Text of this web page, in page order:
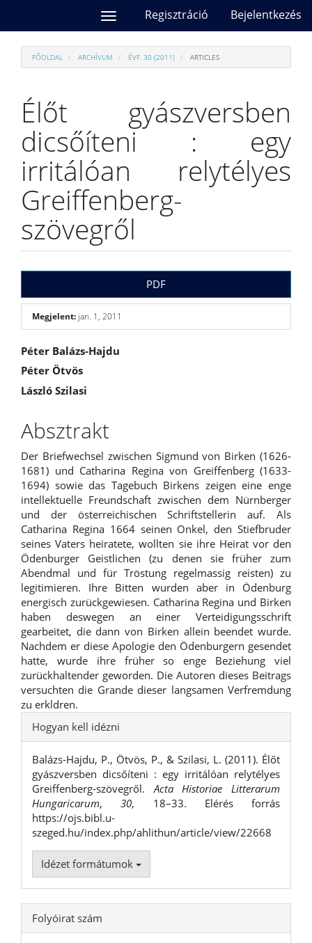
##plugins.themes.bootstrap3.accessible_menu.sidebar##
Regisztráció Bejelentkezés
Toggle
navigation
FŐOLDAL ARCHÍVUM ÉVF. 30 (2011) ARTICLES
Élőt gyászversben
dicsőíteni : egy
irritálóan relytélyes
Greiffenberg-
szövegről
PDF
Megjelent: jan. 1, 2011
Péter Balázs-Hajdu
Péter Ötvös
László Szilasi
Absztrakt
Der Briefwechsel zwischen Sigmund von Birken (1626-
1681) und Catharina Regina von Greiffenberg (1633-
1694) sowie das Tagebuch Birkens zeigen eine enge
intellektuelle Freundschaft zwischen dem Nürnberger
und der österreichischen Schriftstellerin auf. Als
Catharina Regina 1664 seinen Onkel, den Stiefbruder
seines Vaters heiratete, wollten sie ihre Heirat vor den
Ödenburger Geistlichen (zu denen sie früher zum
Abendmal und für Tröstung regelmassig reisten) zu
legitimieren. Ihre Bitten wurden aber in Ödenburg
energisch zurückgewiesen. Catharina Regina und Birken
haben deswegen an einer Verteidigungsschrift
gearbeitet, die dann von Birken allein beendet wurde.
Nachdem er diese Apologie den Ödenburgern gesendet
hatte, wurde ihre früher so enge Beziehung viel
zurückhaltender geworden. Die Autoren dieses Beitrags
versuchten die Grande dieser langsamen Verfremdung
zu erkldren.
Hogyan kell idézni
Balázs-Hajdu, P., Ötvös, P., & Szilasi, L. (2011). Élőt
gyászversben dicsőíteni : egy irritálóan relytélyes
Greiffenberg-szövegről.Acta Historiae Litterarum
Hungaricarum,30, 18–33. Elérés forrás
https://ojs.bibl.u-
szeged.hu/index.php/ahlithun/article/view/22668
Idézet formátumok
Folyóirat szám